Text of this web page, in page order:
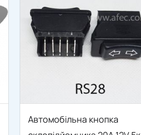
Автомобільна кнопка